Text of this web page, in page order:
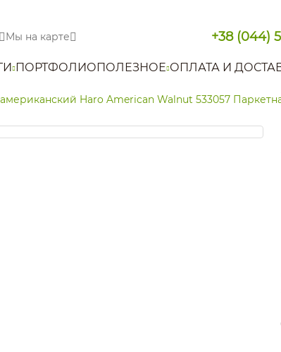
Мы на карте +38 (044)
ПОРТФОЛИОПОЛЕЗНОЕ ОПЛАТА И
Haro American Walnut 533057